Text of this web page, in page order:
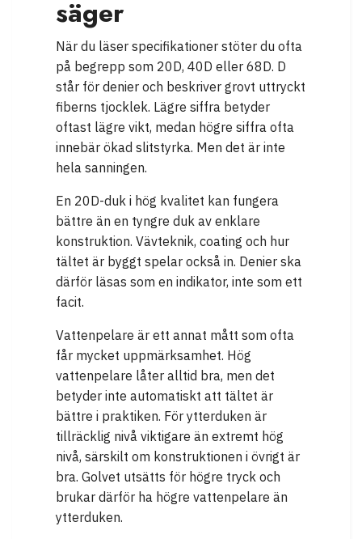
säger
När du läser specifikationer stöter du ofta
på begrepp som 20D, 40D eller 68D. D
står för denier och beskriver grovt uttryckt
fiberns tjocklek. Lägre siffra betyder
oftast lägre vikt, medan högre siffra ofta
innebär ökad slitstyrka. Men det är inte
hela sanningen.
En 20D-duk i hög kvalitet kan fungera
bättre än en tyngre duk av enklare
konstruktion. Vävteknik, coating och hur
tältet är byggt spelar också in. Denier ska
därför läsas som en indikator, inte som ett
facit.
Vattenpelare är ett annat mått som ofta
får mycket uppmärksamhet. Hög
vattenpelare låter alltid bra, men det
betyder inte automatiskt att tältet är
bättre i praktiken. För ytterduken är
tillräcklig nivå viktigare än extremt hög
nivå, särskilt om konstruktionen i övrigt är
bra. Golvet utsätts för högre tryck och
brukar därför ha högre vattenpelare än
ytterduken.